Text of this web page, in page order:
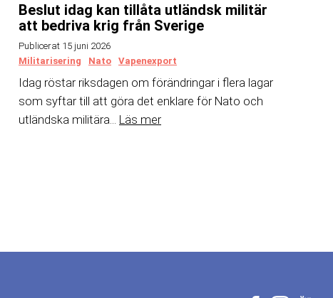
Beslut idag kan tillåta utländsk militär
att bedriva krig från Sverige
Publicerat 15 juni 2026
Militarisering
Nato Vapenexport
Idag röstar riksdagen om förändringar i flera lagar
som syftar till att göra det enklare för Nato och
utländska militära... Läs mer